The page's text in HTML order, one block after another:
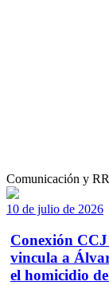
Comunicación y
10 de julio de 2026
Conexión
vincula a
el homicidio